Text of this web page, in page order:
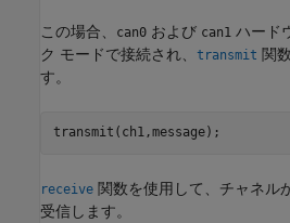
この場合、 can0 および can1 ハード
ク モードで接続され、 transmit 関
す。
transmit(ch1,message);
receive 関数を使用して、チャネル
受信します。